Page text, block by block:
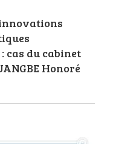
cas du cabinet
Honoré